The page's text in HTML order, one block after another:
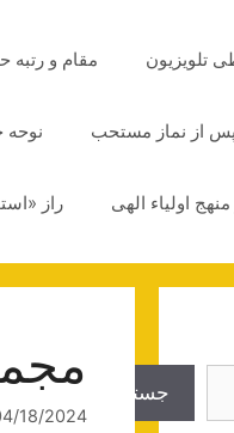
تلویزیون مقام و رتبه
از نماز مستحب
اولیاء الهی راز
18/2024
جستجو